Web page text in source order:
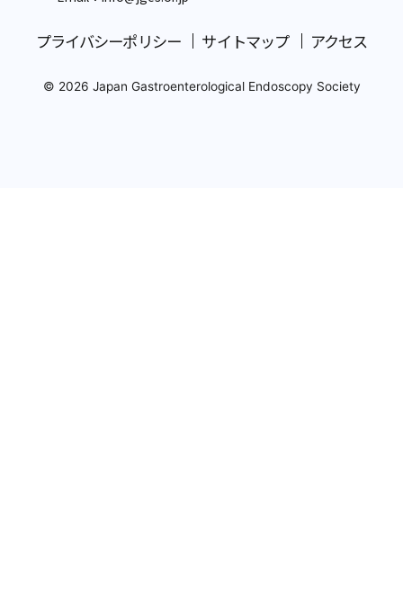
プライバシーポリシー サイトマップ アクセス
© 2026 Japan Gastroenterological Endoscopy Society